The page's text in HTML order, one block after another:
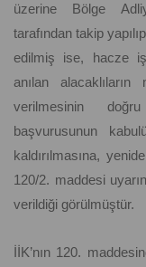
üzerine Bölge
tarafından takip
edilmiş ise, hacze
anılan
verilmesinin
başvurusunun
kaldırılmasına,
120/2. maddesi
verildiği görülmüştür.
İİK’nın 120.